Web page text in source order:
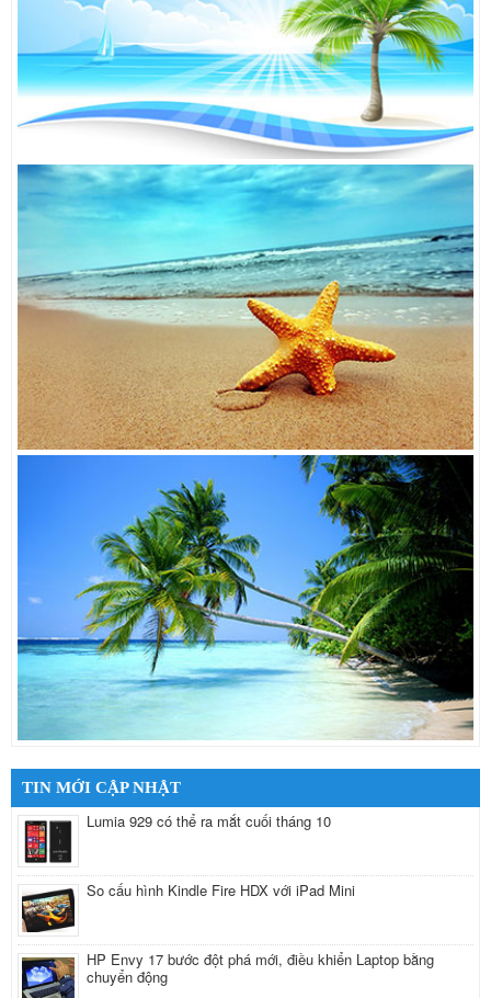
TIN MỚI CẬP NHẬT
Lumia 929 có thể ra mắt cuối tháng 10
So cấu hình Kindle Fire HDX với iPad Mini
HP Envy 17 bước đột phá mới, điều khiển Laptop bằng
chuyển động